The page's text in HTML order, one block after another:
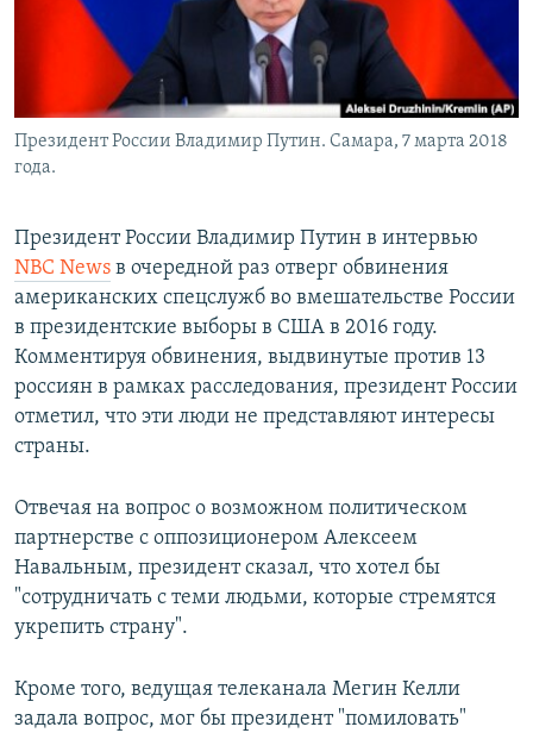
Президент России Владимир Путин. Самара, 7 марта 2018
года.
Президент России Владимир Путин в интервью
NBC News в очередной раз отверг обвинения
американских спецслужб во вмешательстве России
в президентские выборы в США в 2016 году.
Комментируя обвинения, выдвинутые против 13
россиян в рамках расследования, президент России
отметил, что эти люди не представляют интересы
страны.
Отвечая на вопрос о возможном политическом
партнерстве с оппозиционером Алексеем
Навальным, президент сказал, что хотел бы
"сотрудничать с теми людьми, которые стремятся
укрепить страну".
Кроме того, ведущая телеканала Мегин Келли
задала вопрос, мог бы президент "помиловать"